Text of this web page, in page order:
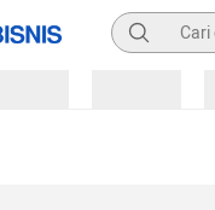
Pencarian